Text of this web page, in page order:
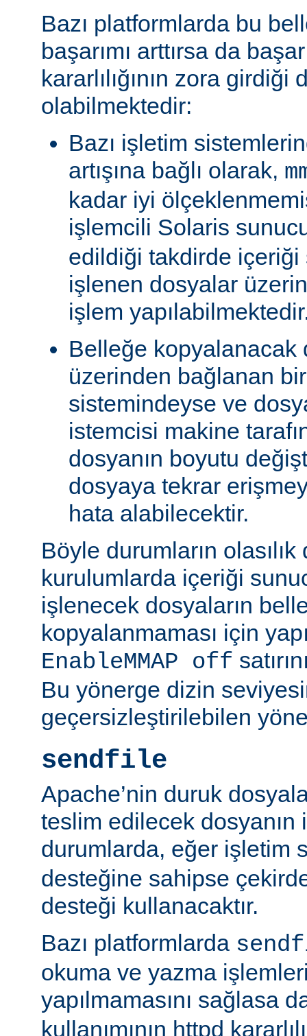
Bazı platformlarda bu
başarımı arttırsa da
kararlılığının zora girdiği
olabilmektedir:
Bazı işletim
artışına bağlı olarak,
kadar iyi
işlemcili Solaris
edildiği takdirde içeriği
işlenen dosyalar
işlem
Belleğe kopyalanacak
üzerinden bağlanan
sistemindeyse ve
istemcisi makine
dosyanın boyutu
dosyaya tekrar
hata alabilecektir.
Böyle durumların
kurulumlarda içeriği
işlenecek dosyaların
kopyalanmaması için
EnableMMAP off
Bu yönerge dizin
geçersizleştirilebilen
sendfile
Apache’nin duruk
teslim edilecek dosyanın
durumlarda, eğer işletim
desteğine sahipse
desteği kullanacaktır.
Bazı platformlarda
okuma ve yazma
yapılmamasını sağlasa
kullanımının httpd